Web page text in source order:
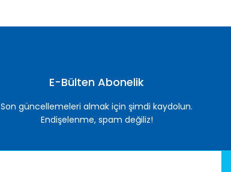
E-Bülten Abonelik
Son güncellemeleri almak için şimdi kaydolun.
Endişelenme, spam değiliz!